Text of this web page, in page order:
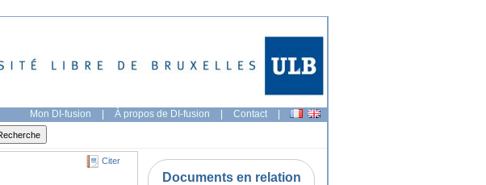
Mon DI-fusion | À propos de DI-fusion | Contact |
Citer
Documents en relation